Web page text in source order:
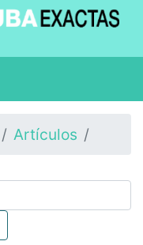
Artículos